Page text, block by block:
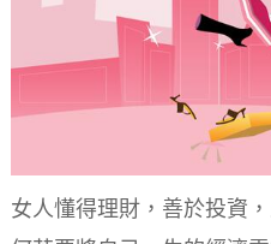
女人懂得理財，善於投資